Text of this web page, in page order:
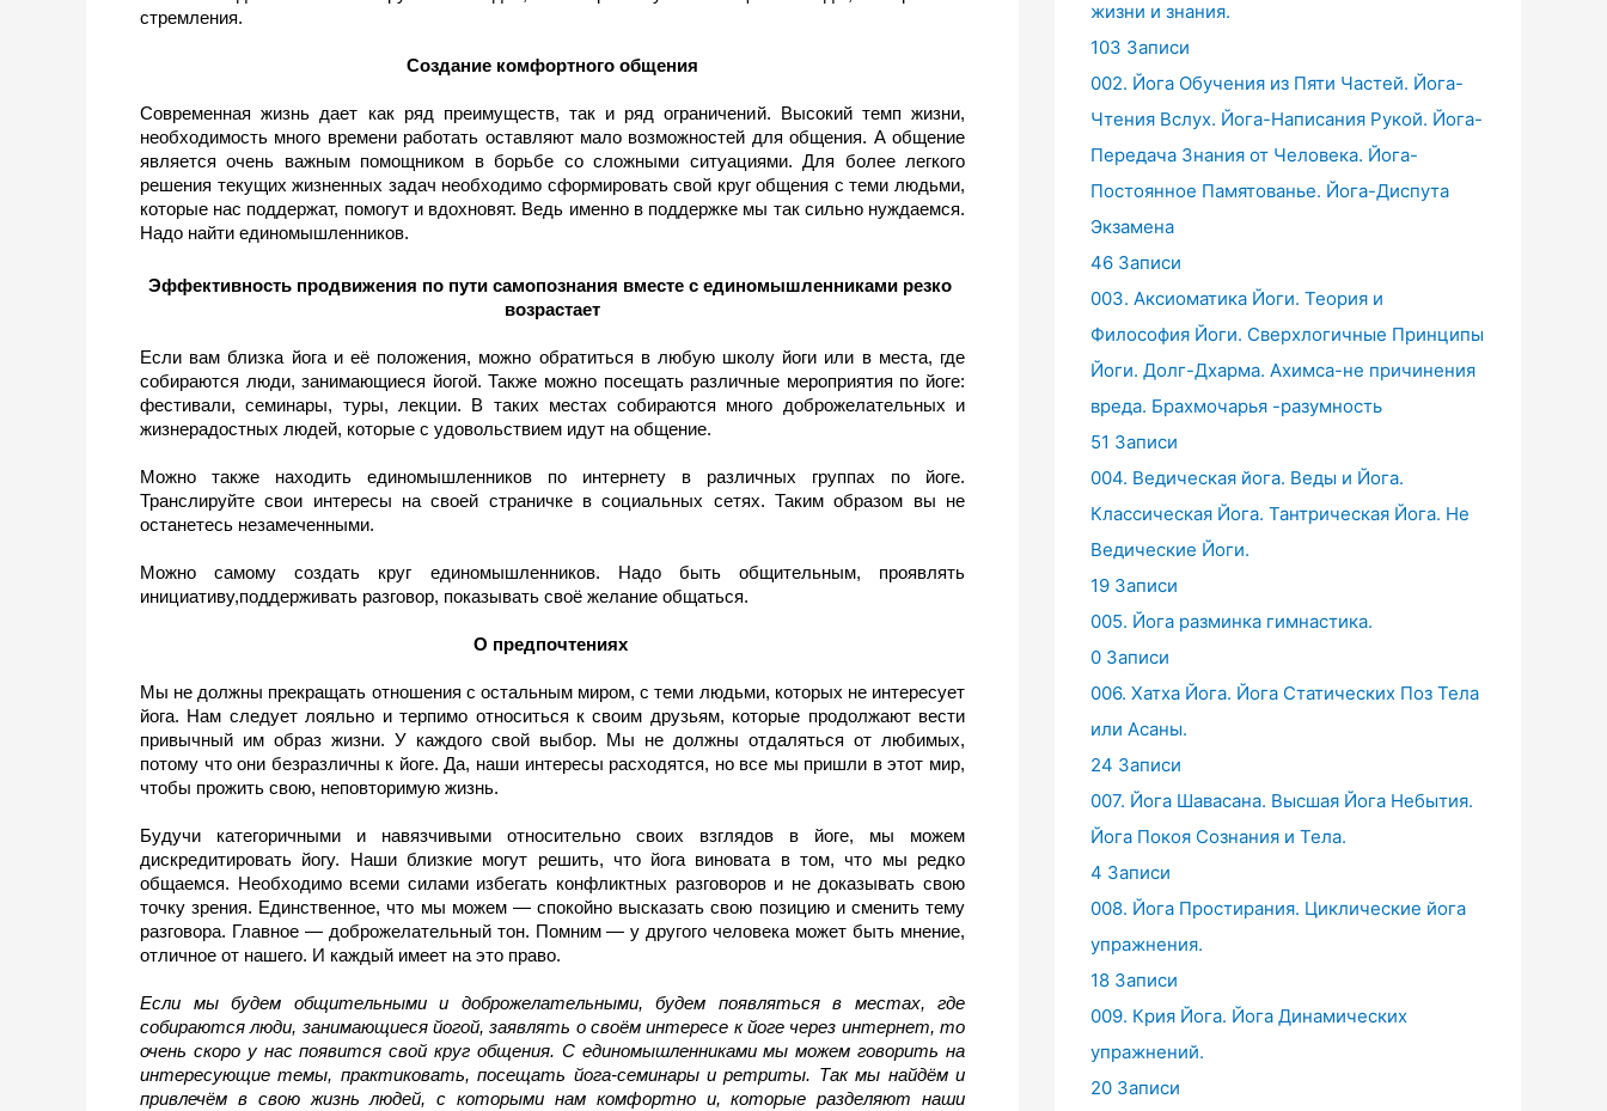
стремления.
Создание комфортного общения
Современная жизнь дает как ряд преимуществ, так и ряд ограничений. Высокий темп жизни,
необходимость много времени работать оставляют мало возможностей для общения. А общение
является очень важным помощником в борьбе со сложными ситуациями. Для более легкого
решения текущих жизненных задач необходимо сформировать свой круг общения с теми людьми,
которые нас поддержат, помогут и вдохновят. Ведь именно в поддержке мы так сильно нуждаемся.
Надо найти единомышленников.
Эффективность продвижения по пути самопознания вместе с единомышленниками резко
возрастает
Если вам близка йога и её положения, можно обратиться в любую школу йоги или в места, где
собираются люди, занимающиеся йогой. Также можно посещать различные мероприятия по йоге:
фестивали, семинары, туры, лекции. В таких местах собираются много доброжелательных и
жизнерадостных людей, которые с удовольствием идут на общение.
Можно также находить единомышленников по интернету в различных группах по йоге.
Транслируйте свои интересы на своей страничке в социальных сетях. Таким образом вы не
останетесь незамеченными.
Можно самому создать круг единомышленников. Надо быть общительным, проявлять
инициативу,поддерживать разговор, показывать своё желание общаться.
О предпочтениях
Мы не должны прекращать отношения с остальным миром, с теми людьми, которых не интересует
йога. Нам следует лояльно и терпимо относиться к своим друзьям, которые продолжают вести
привычный им образ жизни. У каждого свой выбор. Мы не должны отдаляться от любимых,
потому что они безразличны к йоге. Да, наши интересы расходятся, но все мы пришли в этот мир,
чтобы прожить свою, неповторимую жизнь.
Будучи категоричными и навязчивыми относительно своих взглядов в йоге, мы можем
дискредитировать йогу. Наши близкие могут решить, что йога виновата в том, что мы редко
общаемся. Необходимо всеми силами избегать конфликтных разговоров и не доказывать свою
точку зрения. Единственное, что мы можем — спокойно высказать свою позицию и сменить тему
разговора. Главное — доброжелательный тон. Помним — у другого человека может быть мнение,
отличное от нашего. И каждый имеет на это право.
Если мы будем общительными и доброжелательными, будем появляться в местах, где
собираются люди, занимающиеся йогой, заявлять о своём интересе к йоге через интернет, то
очень скоро у нас появится свой круг общения. С единомышленниками мы можем говорить на
интересующие темы, практиковать, посещать йога-семинары и ретриты. Так мы найдём и
привлечём в свою жизнь людей, с которыми нам комфортно и, которые разделяют наши
жизни и знания.
103 Записи
002. Йога Обучения из Пяти Частей. Йога-
Чтения Вслух. Йога-Написания Рукой. Йога-
Передача Знания от Человека. Йога-
Постоянное Памятованье. Йога-Диспута
Экзамена
46 Записи
003. Аксиоматика Йоги. Теория и
Философия Йоги. Сверхлогичные Принципы
Йоги. Долг-Дхарма. Ахимса-не причинения
вреда. Брахмочарья -разумность
51 Записи
004. Ведическая йога. Веды и Йога.
Классическая Йога. Тантрическая Йога. Не
Ведические Йоги.
19 Записи
005. Йога разминка гимнастика.
0 Записи
006. Хатха Йога. Йога Статических Поз Тела
или Асаны.
24 Записи
007. Йога Шавасана. Высшая Йога Небытия.
Йога Покоя Сознания и Тела.
4 Записи
008. Йога Простирания. Циклические йога
упражнения.
18 Записи
009. Крия Йога. Йога Динамических
упражнений.
20 Записи